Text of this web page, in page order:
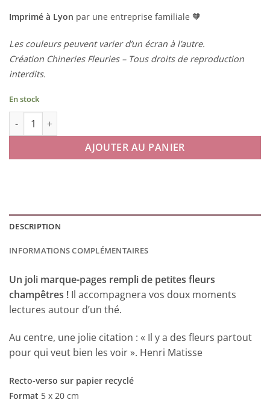
Imprimé à Lyon par une entreprise familiale 🧡
Les couleurs peuvent varier d’un écran à l’autre.
Création Chineries Fleuries – Tous droits de reproduction
interdits.
En stock
quantité de Marque-pages Pouvoir des Fleurs
AJOUTER AU PANIER
DESCRIPTION
INFORMATIONS COMPLÉMENTAIRES
Un joli marque-pages rempli de petites fleurs
champêtres ! Il accompagnera vos doux moments
lectures autour d’un thé.
Au centre, une jolie citation : « Il y a des fleurs partout
pour qui veut bien les voir ». Henri Matisse
Recto-verso sur papier recyclé
Format 5 x 20 cm